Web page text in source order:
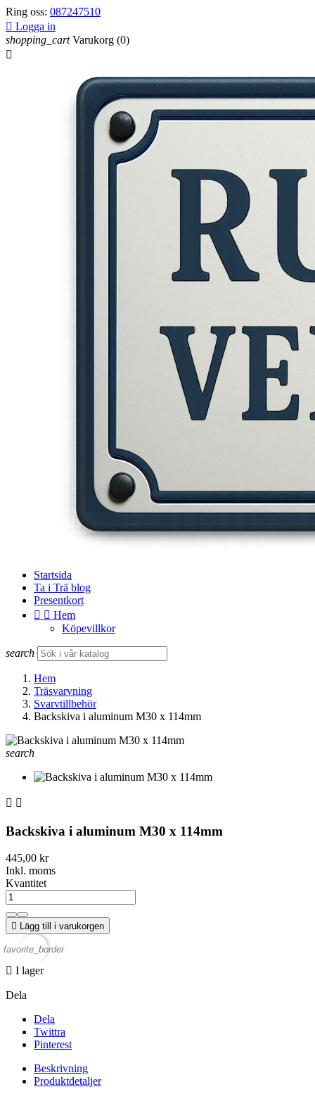
Ring oss: 087247510
 Logga in
shopping_cart Varukorg (0)

Startsida
Ta i Trä blog
Presentkort
  Hem
Köpevillkor
search
Hem
Träsvarvning
Svarvtillbehör
Backskiva i aluminum M30 x 114mm
search
 
Backskiva i aluminum M30 x 114mm
445,00 kr
Inkl. moms
Kvantitet
 Lägg till i varukorgen
favorite_border
 I lager
Dela
Dela
Twittra
Pinterest
Beskrivning
Produktdetaljer